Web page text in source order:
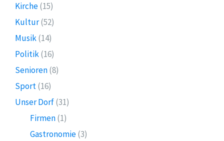
Kirche(15)
Kultur(52)
Musik(14)
Politik(16)
Senioren(8)
Sport(16)
Unser Dorf(31)
Firmen(1)
Gastronomie(3)